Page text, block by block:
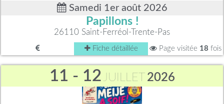
Samedi 1er août 2026
Papillons !
26110 Saint-Ferréol-Trente-Pas
Fiche détaillée Page visitée 18 fois
11 - 12 JUILLET 2026